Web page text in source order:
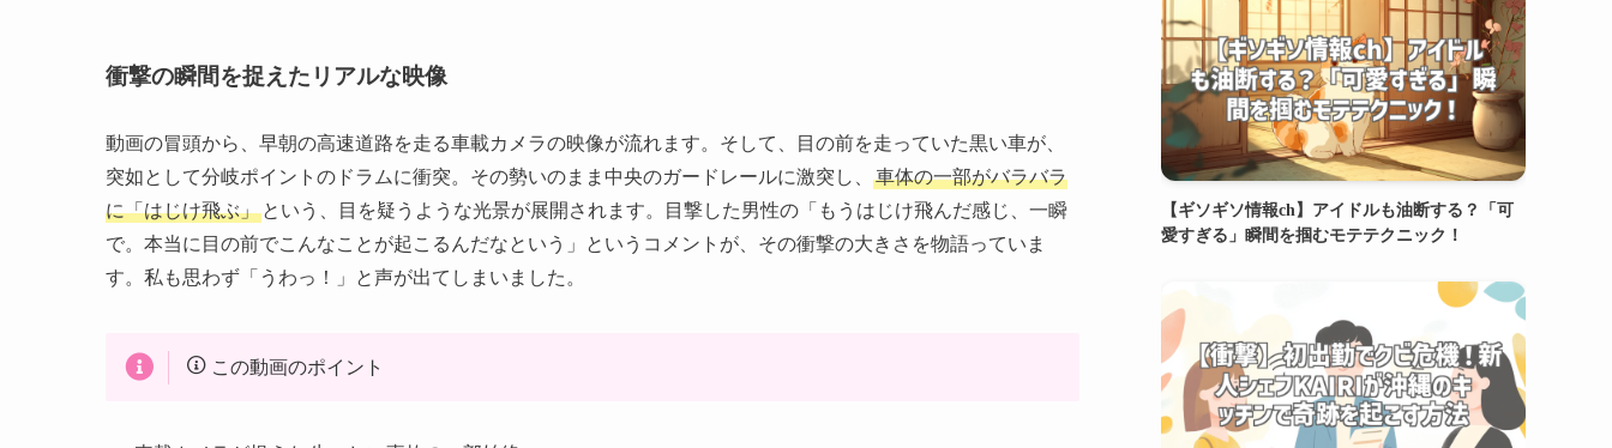
衝撃の瞬間を捉えたリアルな映像
動画の冒頭から、早朝の高速道路を走る車載カメラの映像が流れます。そして、目の前を走っていた黒い車が、
突如として分岐ポイントのドラムに衝突。その勢いのまま中央のガードレールに激突し、
車体の一部がバラバラ
に「はじけ飛ぶ」 という、目を疑うような光景が展開されます。目撃した男性の「もうはじけ飛んだ感じ、一瞬
で。本当に目の前でこんなことが起こるんだなという」というコメントが、その衝撃の大きさを物語っていま
す。私も思わず「うわっ！」と声が出てしまいました。
この動画のポイント
【ギソギソ情報ch】アイドルも油断する？「可
愛すぎる」瞬間を掴むモテテクニック！